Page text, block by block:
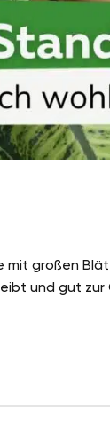
großen
und gut zur